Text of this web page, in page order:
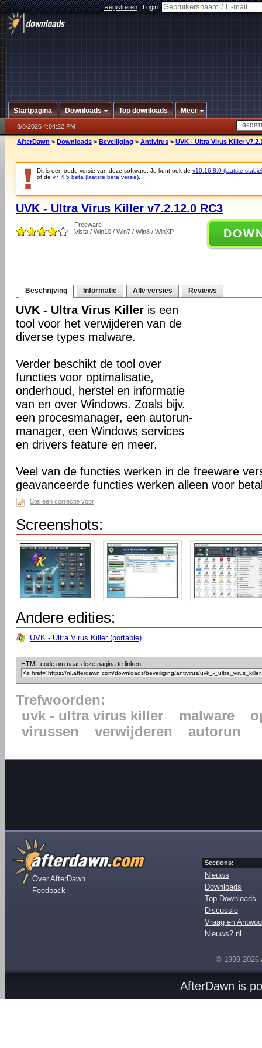
Registreren|Login:
Startpagina Downloads Top downloads Meer
8/8/2026 4:04:22 PM
AfterDawn > Downloads > Beveiliging > Antivirus > UVK - Ultra Virus Killer
Dit is een oude versie van deze software. Je kunt ook de v10.16.8.0 (laatste
of de v7.4.5 beta (laatste beta versie)
UVK - Ultra Virus Killer v7.2.12.0 RC3
Freeware
Vista / Win10 / Win7 / Win8 / WinXP
Beschrijving Informatie Alle versies Reviews
UVK - Ultra Virus Killer is een
tool voor het verwijderen van de
diverse types malware.
Verder beschikt de tool over
functies voor optimalisatie,
onderhoud, herstel en informatie
van en over Windows. Zoals bijv.
een procesmanager, een autorun-
manager, een Windows services
en drivers feature en meer.
Veel van de functies werken in de freeware
geavanceerde functies werken alleen voor
Stel een correctie voor
Screenshots:
Andere edities:
UVK - Ultra Virus Killer (portable)
HTML code om naar deze pagina te linken:
Trefwoorden:
uvk - ultra virus killer
malware
virussen
verwijderen autorun
Over AfterDawn
Feedback
Sections:
Nieuws
Downloads
Top Downloads
Discussie
Vraag en
Nieuws2.nl
© 1999-2026
AfterDawn is